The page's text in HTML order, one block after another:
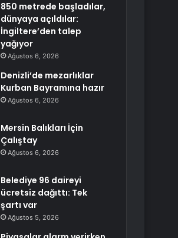
850 metrede başladılar,
dünyaya açıldılar:
İngiltere’den talep
yağıyor
Ağustos 6, 2026
Denizli’de mezarlıklar
Kurban Bayramına hazır
Ağustos 6, 2026
Mersin Balıkları İçin
Çalıştay
Ağustos 6, 2026
Belediye 96 daireyi
ücretsiz dağıttı: Tek
şartı var
Ağustos 5, 2026